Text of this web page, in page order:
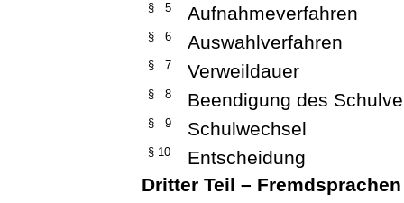
§ 5 Aufnahmeverfahren
§ 6 Auswahlverfahren
§ 7 Verweildauer
§ 8 Beendigung des
§ 9 Schulwechsel
§ 10
Entscheidung
Dritter Teil – Fremdsprachen